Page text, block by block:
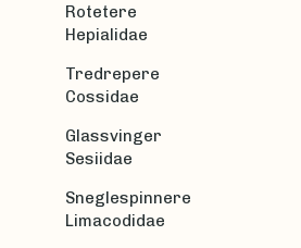
Rotetere
Hepialidae
Tredrepere
Cossidae
Glassvinger
Sesiidae
Sneglespinnere
Limacodidae